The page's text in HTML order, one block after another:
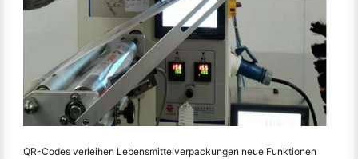
QR-Codes verleihen Lebensmittelverpackungen neue Funktionen